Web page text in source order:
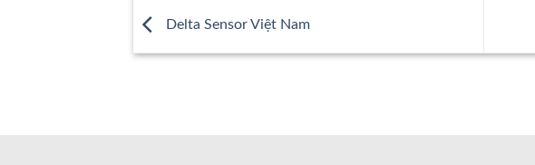
Delta Sensor Việt Nam